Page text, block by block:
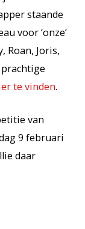
staande
voor ‘onze’
Roan, Joris,
te vinden.
van
9 februari
daar